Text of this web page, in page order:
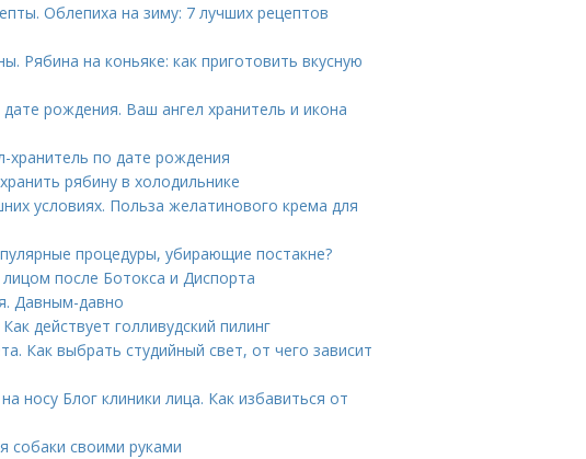
Облепиха на зиму: 7 лучших рецептов
Рябина на коньяке: как приготовить вкусную
рождения. Ваш ангел хранитель и икона
по дате рождения
рябину в холодильнике
условиях. Польза желатинового крема для
процедуры, убирающие постакне?
после Ботокса и Диспорта
Давным-давно
действует голливудский пилинг
Как выбрать студийный свет, от чего зависит
носу Блог клиники лица. Как избавиться от
собаки своими руками